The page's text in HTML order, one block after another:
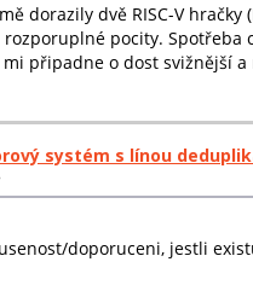
dorazily dvě RISC-V
pocity. Spotřeba
připadne o dost svižnější
systém s línou
doporuceni, jestli